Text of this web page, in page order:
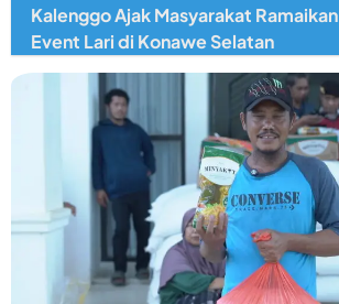
Kalenggo Ajak Masyarakat Ramaikan
Event Lari di Konawe Selatan